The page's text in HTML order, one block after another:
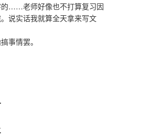
的……老师好像也不打算复习因
说实话我就算全天拿来写文
事情罢。